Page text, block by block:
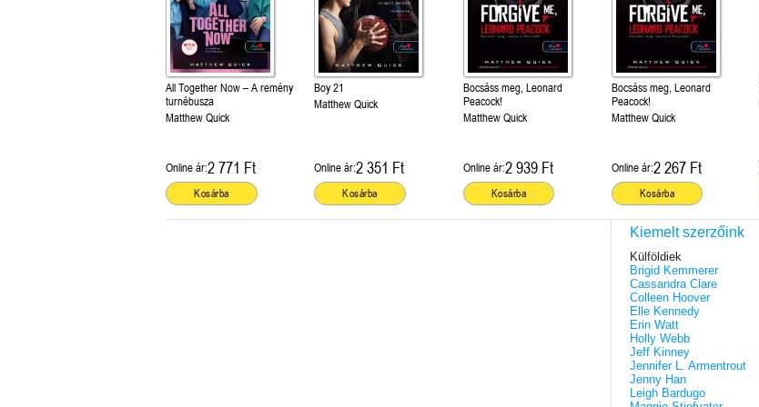
All Together Now – A remény
turnébusza
Matthew Quick
Online ár:2 771 Ft
Kosárba
Boy 21
Matthew Quick
Online ár:2 351 Ft
Kosárba
Bocsáss meg, Leonard
Peacock!
Matthew Quick
Online ár:2 939 Ft
Kosárba
Bocsáss meg, Leonard
Peacock!
Matthew Quick
Online ár:2 267 Ft
Kosárba
Kiemelt szerzőink
Külföldiek
Brigid Kemmerer
Cassandra Clare
Colleen Hoover
Elle Kennedy
Erin Watt
Holly Webb
Jeff Kinney
Jennifer L. Armentrout
Jenny Han
Leigh Bardugo